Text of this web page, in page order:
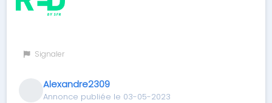
Signaler
Alexandre2309
Annonce publiée le 03-05-2023